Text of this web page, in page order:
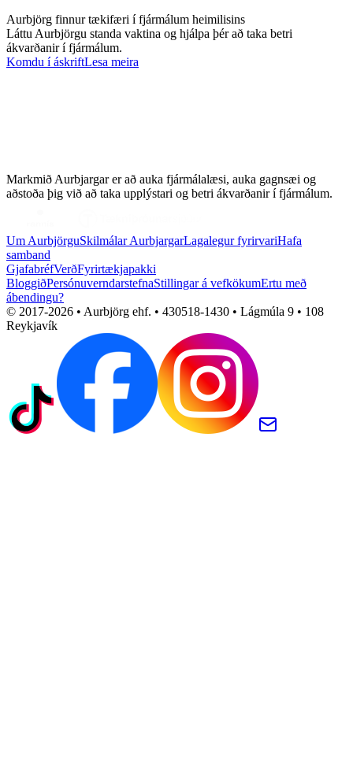
Aurbjörg finnur tækifæri í fjármálum heimilisins
Láttu Aurbjörgu standa vaktina og hjálpa þér að taka betri
ákvarðanir í fjármálum.
Komdu í áskriftLesa meira
Markmið Aurbjargar er að auka fjármálalæsi, auka gagnsæi og
aðstoða þig við að taka upplýstari og betri ákvarðanir í fjármálum.
Um AurbjörguSkilmálar AurbjargarLagalegur fyrirvariHafa
samband
GjafabréfVerðFyrirtækjapakki
BloggiðPersónuverndarstefnaStillingar á vefkökumErtu með
ábendingu?
© 2017-2026 • Aurbjörg ehf. • 430518-1430 • Lágmúla 9 • 108
Reykjavík